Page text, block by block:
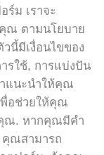
ร์ม เราจะ
ณ ตามนโยบาย
นี้มีเงื่อนไขของ
รใช้, การแบ่งปัน
แนะนําให้คุณ
พื่อช่วยให้คุณ
คุณ. หากคุณมีคํา
คุณสามารถ